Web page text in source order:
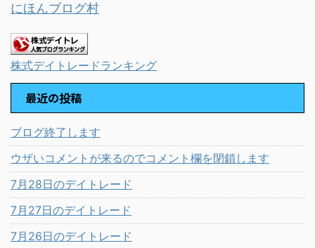
にほんブログ村
株式デイトレードランキング
最近の投稿
ブログ終了します
ウザいコメントが来るのでコメント欄を閉鎖します
7月28日のデイトレード
7月27日のデイトレード
7月26日のデイトレード